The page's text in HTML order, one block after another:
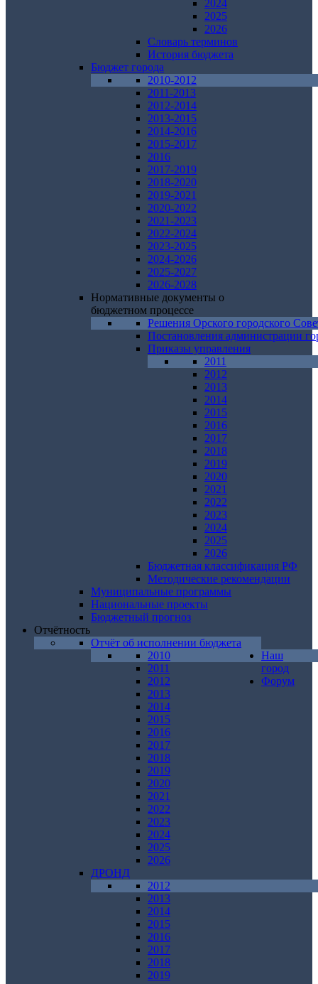
2024
2025
2026
Словарь терминов
История бюджета
Бюджет города
2010-2012
2011-2013
2012-2014
2013-2015
2014-2016
2015-2017
2016
2017-2019
2018-2020
2019-2021
2020-2022
2021-2023
2022-2024
2023-2025
2024-2026
2025-2027
2026-2028
Нормативные документы о
бюджетном процессе
Решения Орского городского
Постановления администрации
Приказы управления
2011
2012
2013
2014
2015
2016
2017
2018
2019
2020
2021
2022
2023
2024
2025
2026
Бюджетная классификация РФ
Методические рекомендации
Муниципальные программы
Национальные проекты
Бюджетный прогноз
Отчётность
Отчёт об исполнении бюджета
2010
2011
2012
2013
2014
2015
2016
2017
2018
2019
2020
2021
2022
2023
2024
2025
2026
ДРОНД
2012
2013
2014
2015
2016
2017
2018
2019
Наш
город
Форум